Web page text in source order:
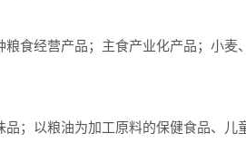
食经营产品；主食产业化产品；小麦
；以粮油为加工原料的保健食品、